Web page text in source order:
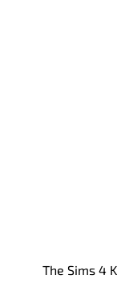
The Sims 4